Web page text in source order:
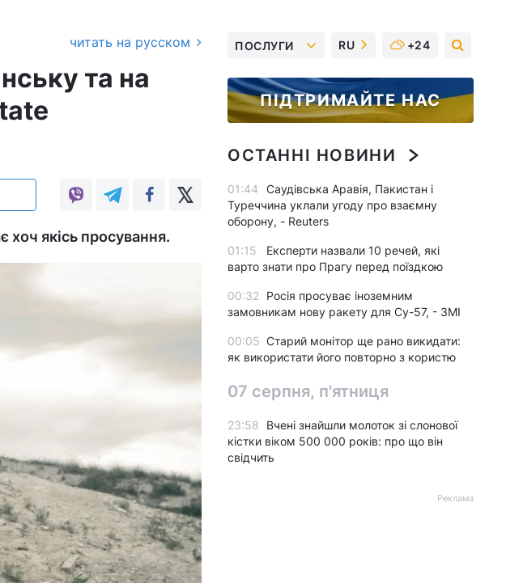
читать на русском
та на
хоч якісь просування.
ПОСЛУГИ RU +24
ПІДТРИМАЙТЕ НАС
ОСТАННІ НОВИНИ
01:44
Саудівська Аравія, Пакистан і
Туреччина уклали угоду про взаємну
оборону, - Reuters
01:15
Експерти назвали 10 речей, які
варто знати про Прагу перед поїздкою
00:32
Росія просуває іноземним
замовникам нову ракету для Су-57, - ЗМІ
00:05 Старий монітор ще рано викидати:
як використати його повторно з користю
07 серпня, п'ятниця
23:58
Вчені знайшли молоток зі слонової
кістки віком 500 000 років: про що він
свідчить
Реклама